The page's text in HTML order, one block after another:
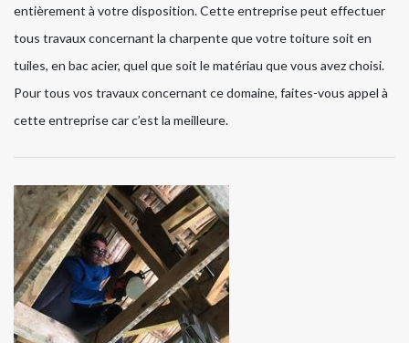
entièrement à votre disposition. Cette entreprise peut effectuer
tous travaux concernant la charpente que votre toiture soit en
tuiles, en bac acier, quel que soit le matériau que vous avez choisi.
Pour tous vos travaux concernant ce domaine, faites-vous appel à
cette entreprise car c’est la meilleure.